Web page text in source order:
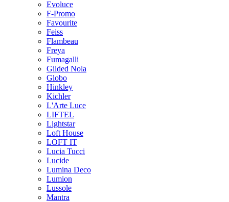
Evoluce
F-Promo
Favourite
Feiss
Flambeau
Freya
Fumagalli
Gilded Nola
Globo
Hinkley
Kichler
L'Arte Luce
LIFTEL
Lightstar
Loft House
LOFT IT
Lucia Tucci
Lucide
Lumina Deco
Lumion
Lussole
Mantra